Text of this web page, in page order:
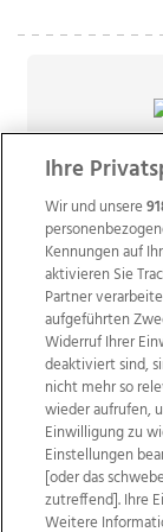
Wir über uns
Datenschutz
Ihre
Wir und unsere
Kennungen auf
aktivieren Sie
Partner
aufgeführten
Widerruf Ihrer
deaktiviert sind,
nicht mehr so
wieder aufrufen,
Einwilligung zu
Einstellungen
[oder das
zutreffend]. Ihre
Weitere